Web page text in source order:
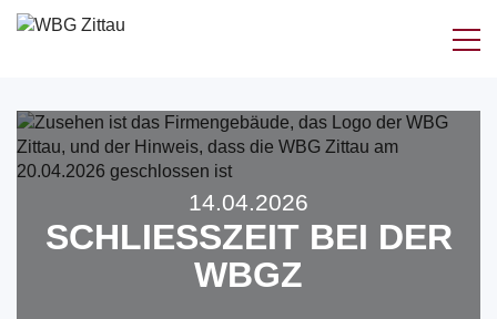
Zum
Inhalt
14.04.2026
SCHLIESSZEIT BEI DER W
BGZ